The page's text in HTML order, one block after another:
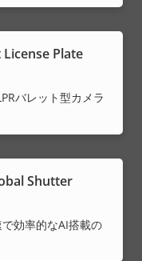
License Plate
バレット型カメラ
Shutter
効率的なAI搭載の